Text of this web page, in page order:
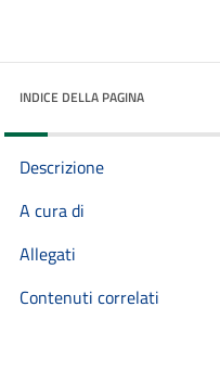
INDICE DELLA PAGINA
Descrizione
A cura di
Allegati
Contenuti correlati